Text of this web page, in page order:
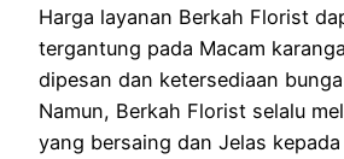
Harga layanan Berkah Florist
tergantung pada Macam
dipesan dan ketersediaan
Namun, Berkah Florist selalu
yang bersaing dan Jelas